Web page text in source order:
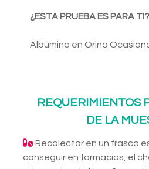
¿ESTA PRUEBA ES PARA TI?
Albúmina en Orina
REQUERIMIENTOS
DE LA
Recolectar en un frasco
conseguir en farmacias, el